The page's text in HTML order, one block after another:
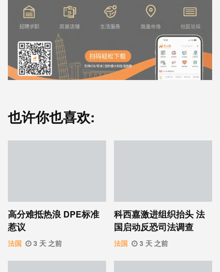
也许你也喜欢:
高分难抵热浪 DPE标准
惹议
法国 3 天 之前
科西嘉激进组织抬头 法
国启动反恐司法调查
法国 3 天 之前